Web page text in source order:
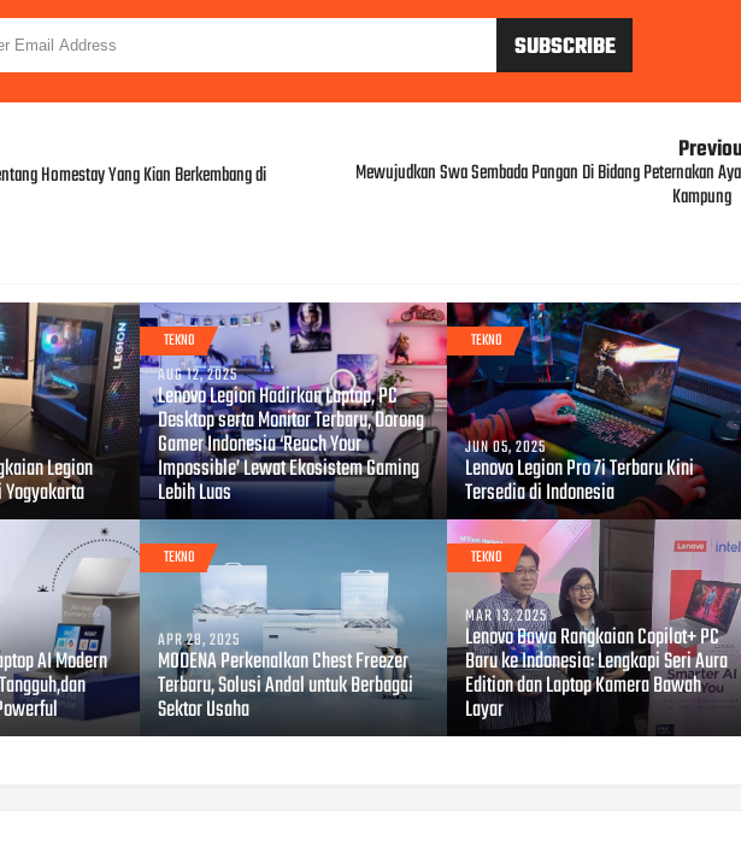
Homestay Yang Kian Berkembang di Mewujudkan Swa Sembada Pangan Di Bidang Peternakan
Kampung
Legion
TEKNO
AUG 12, 2025
Lenovo Legion Hadirkan Laptop, PC
Desktop serta Monitor Terbaru, Dorong
Gamer Indonesia ‘Reach Your
Impossible’ Lewat Ekosistem Gaming
Lebih Luas
TEKNO
JUN 05, 2025
Lenovo Legion Pro 7i Terbaru Kini
Tersedia di Indonesia
AI Modern
TEKNO
APR 28, 2025
MODENA Perkenalkan Chest Freezer
Terbaru, Solusi Andal untuk Berbagai
Sektor Usaha
TEKNO
MAR 13, 2025
Lenovo Bawa Rangkaian Copilot+ PC
Baru ke Indonesia: Lengkapi Seri Aura
Edition dan Laptop Kamera Bawah
Layar